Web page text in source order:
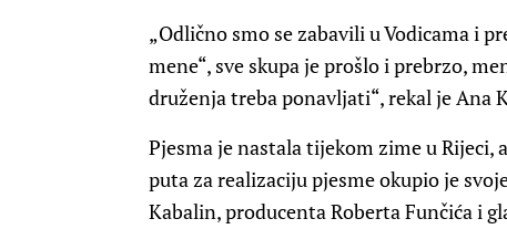
„Odlično smo se zabavili u Vodicama i
mene“, sve skupa je prošlo i prebrzo,
druženja treba ponavljati“, rekal je Ana
Pjesma je nastala tijekom zime u Rijeci,
puta za realizaciju pjesme okupio je
Kabalin, producenta Roberta Funčića i